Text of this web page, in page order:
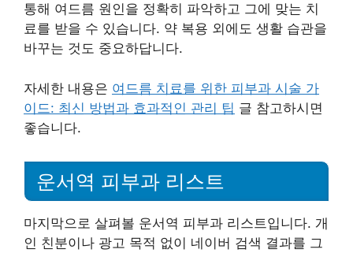
통해 여드름 원인을 정확히 파악하고 그에 맞는 치
료를 받을 수 있습니다. 약 복용 외에도 생활 습관을
바꾸는 것도 중요하답니다.
자세한 내용은 여드름 치료를 위한 피부과 시술 가
이드: 최신 방법과 효과적인 관리 팁 글 참고하시면
좋습니다.
운서역 피부과 리스트
마지막으로 살펴볼 운서역 피부과 리스트입니다. 개
인 친분이나 광고 목적 없이 네이버 검색 결과를 그